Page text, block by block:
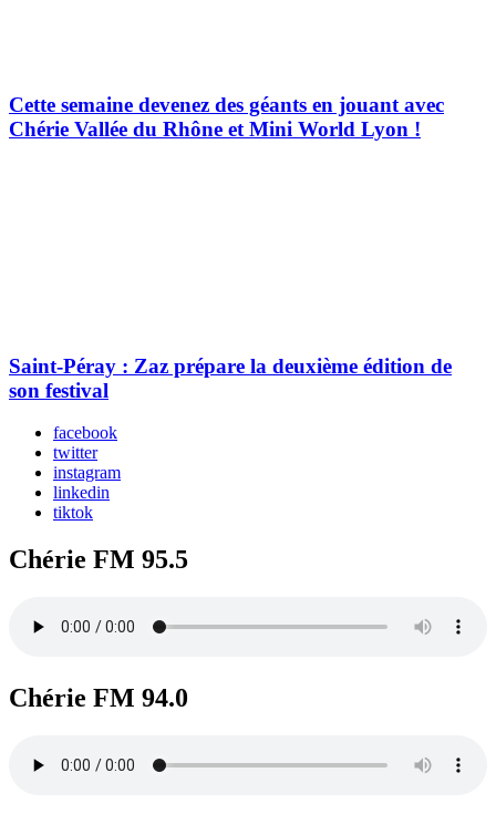
Cette semaine devenez des géants en jouant avec
Chérie Vallée du Rhône et Mini World Lyon !
Saint-Péray : Zaz prépare la deuxième édition de
son festival
facebook
twitter
instagram
linkedin
tiktok
Chérie FM 95.5
Chérie FM 94.0